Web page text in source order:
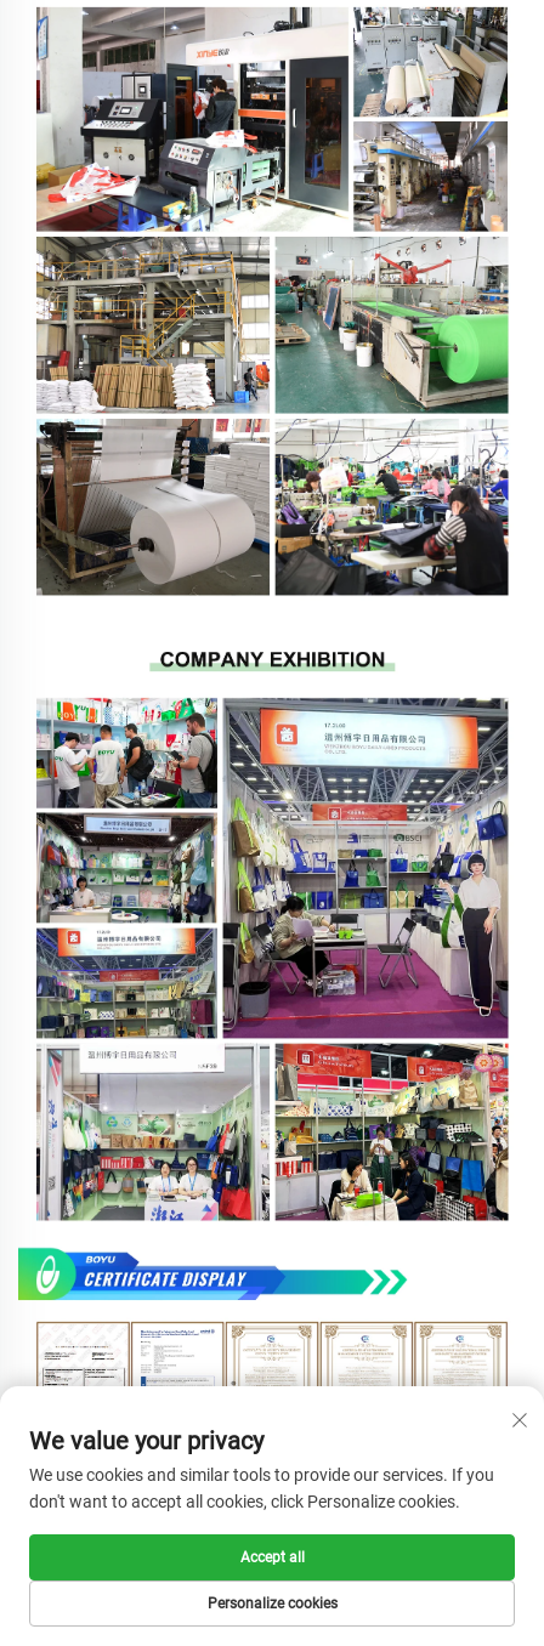
We value your privacy
We use cookies and similar tools to provide our services. If you
don't want to accept all cookies, click Personalize cookies.
Personalize cookies
Accept all